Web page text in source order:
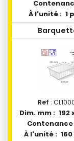
À l'unité : 1
Ref :
Dim. mm : 192
Contenance
À l'unité :